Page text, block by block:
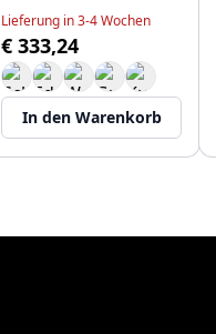
Lieferung in 3-4 Wochen
€ 333,24
In den Warenkorb